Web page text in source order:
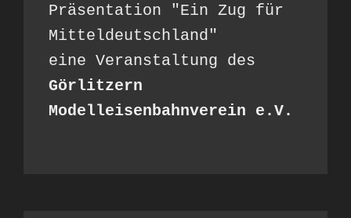
Präsentation "Ein Zug für
Mitteldeutschland"
Görlitzern
Modelleisenbahnverein e.V.